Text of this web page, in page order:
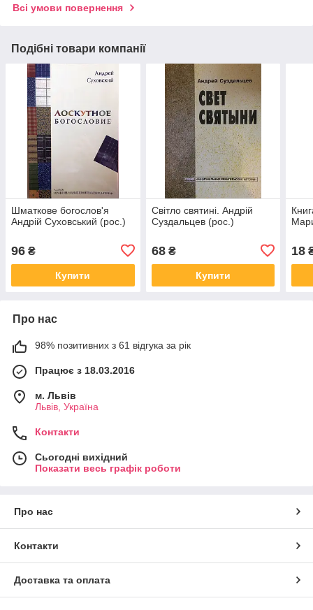
Всі умови повернення
Подібні товари компанії
Шматкове богослов'я
Андрій Суховський (рос.)
96 ₴
Купити
Світло святині. Андрій
Суздальцев (рос.)
68₴
Купити
18
Про нас
98% позитивних з 61 відгука за рік
Працює з 18.03.2016
м. Львів
Львів, Україна
Контакти
Сьогодні вихідний
Показати весь графік роботи
Про нас
Контакти
Доставка та оплата